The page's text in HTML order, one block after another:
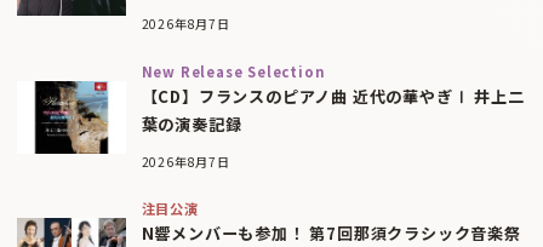
2026年8月7日
New Release Selection
【CD】フランスのピアノ曲 近代の華やぎⅠ 井上二
葉の演奏記録
2026年8月7日
注目公演
N響メンバーも参加！ 第7回那須クラシック音楽祭